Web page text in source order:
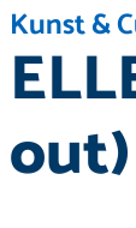
Kunst &
out)